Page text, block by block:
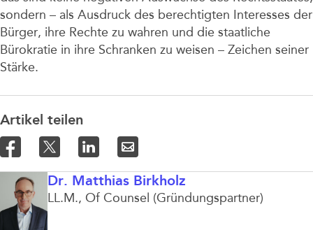
sondern – als Ausdruck des berechtigten Interesses der
Bürger, ihre Rechte zu wahren und die staatliche
Bürokratie in ihre Schranken zu weisen – Zeichen seiner
Stärke.
Artikel teilen
Dr. Matthias Birkholz
LL.M. Of Counsel (Gründungspartner)